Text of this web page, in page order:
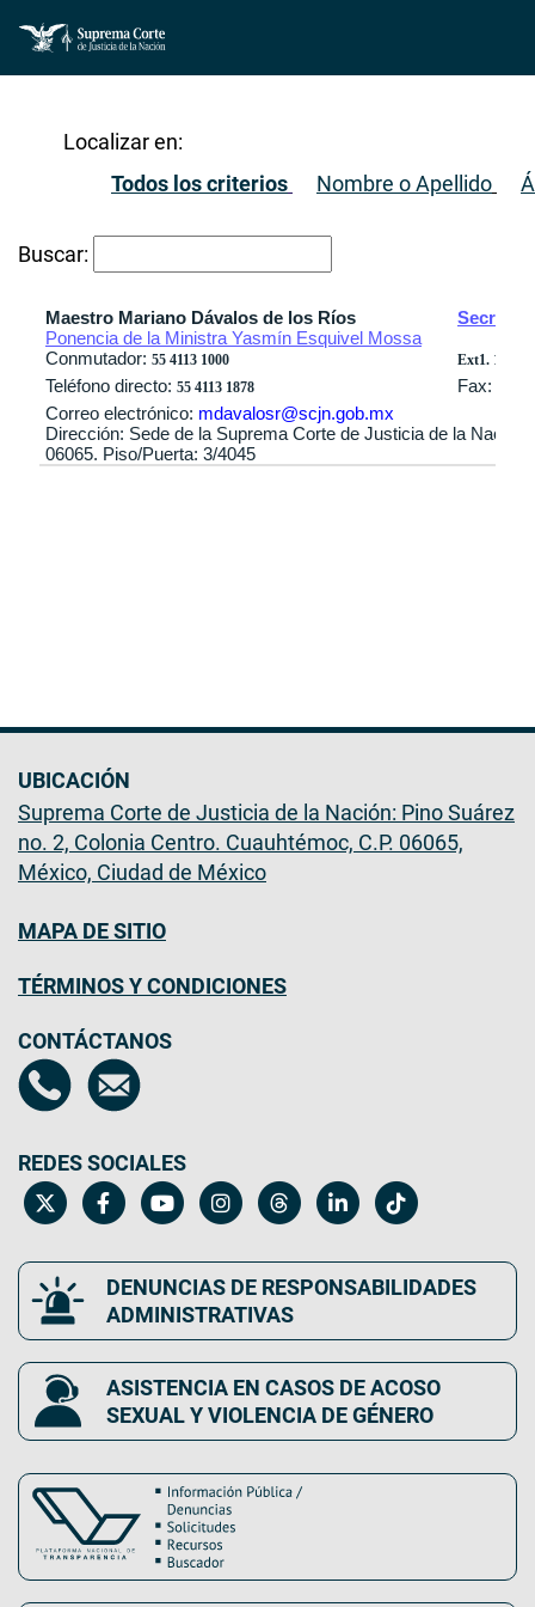
Localizar en:
Todos los criterios
Nombre o Apellido
Buscar:
Maestro Mariano Dávalos de los Ríos
Ponencia de la Ministra Yasmín Esquivel Mossa
Conmutador: 55 4113 1000 Ext1. 1878 /
Teléfono directo: 55 4113 1878
Fax:
Correo electrónico: mdavalosr@scjn.gob.mx
Dirección: Sede de la Suprema Corte de Justicia de la
06065. Piso/Puerta: 3/4045
UBICACIÓN
Suprema Corte de Justicia de la Nación: Pino Suárez
no. 2, Colonia Centro. Cuauhtémoc, C.P. 06065,
México, Ciudad de México
MAPA DE SITIO
TÉRMINOS Y CONDICIONES
CONTÁCTANOS
REDES SOCIALES
DENUNCIAS DE RESPONSABILIDADES
ADMINISTRATIVAS
ASISTENCIA EN CASOS DE ACOSO
SEXUAL Y VIOLENCIA DE GÉNERO